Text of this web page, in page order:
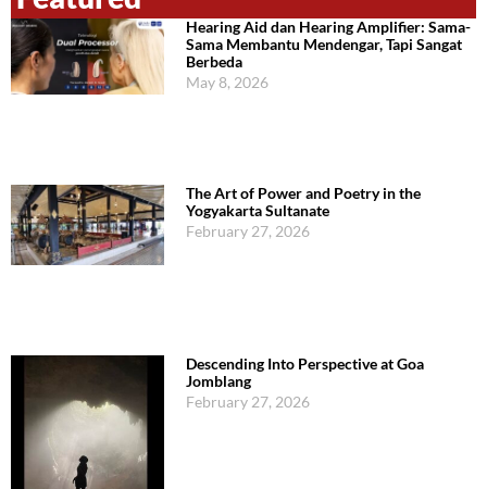
Hearing Aid dan Hearing Amplifier: Sama-
Sama Membantu Mendengar, Tapi Sangat
Berbeda
May 8, 2026
The Art of Power and Poetry in the
Yogyakarta Sultanate
February 27, 2026
Descending Into Perspective at Goa
Jomblang
February 27, 2026